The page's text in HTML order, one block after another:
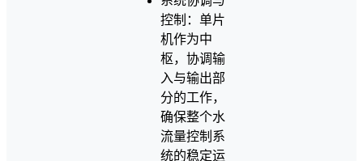
控制：单片
机作为中
枢，协调输
入与输出部
分的工作，
确保整个水
流量控制系
统的稳定运